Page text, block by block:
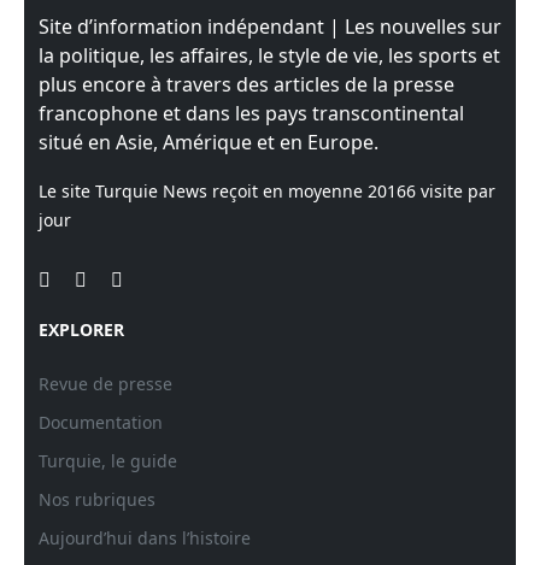
Site d’information indépendant | Les nouvelles sur
la politique, les affaires, le style de vie, les sports et
plus encore à travers des articles de la presse
francophone et dans les pays transcontinental
situé en Asie, Amérique et en Europe.
Le site Turquie News reçoit en moyenne 20166 visite par
jour
EXPLORER
Revue de presse
Documentation
Turquie, le guide
Nos rubriques
Aujourd’hui dans l’histoire